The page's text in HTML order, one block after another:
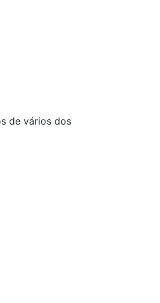
de vários dos